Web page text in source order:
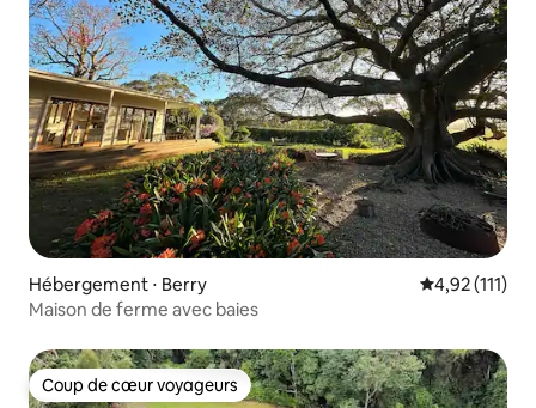
Hébergement ⋅ Berry Évaluation
4,92 (111)
Maison de ferme avec baies
Coup de cœur voyageurs
Coup de cœur voyageurs